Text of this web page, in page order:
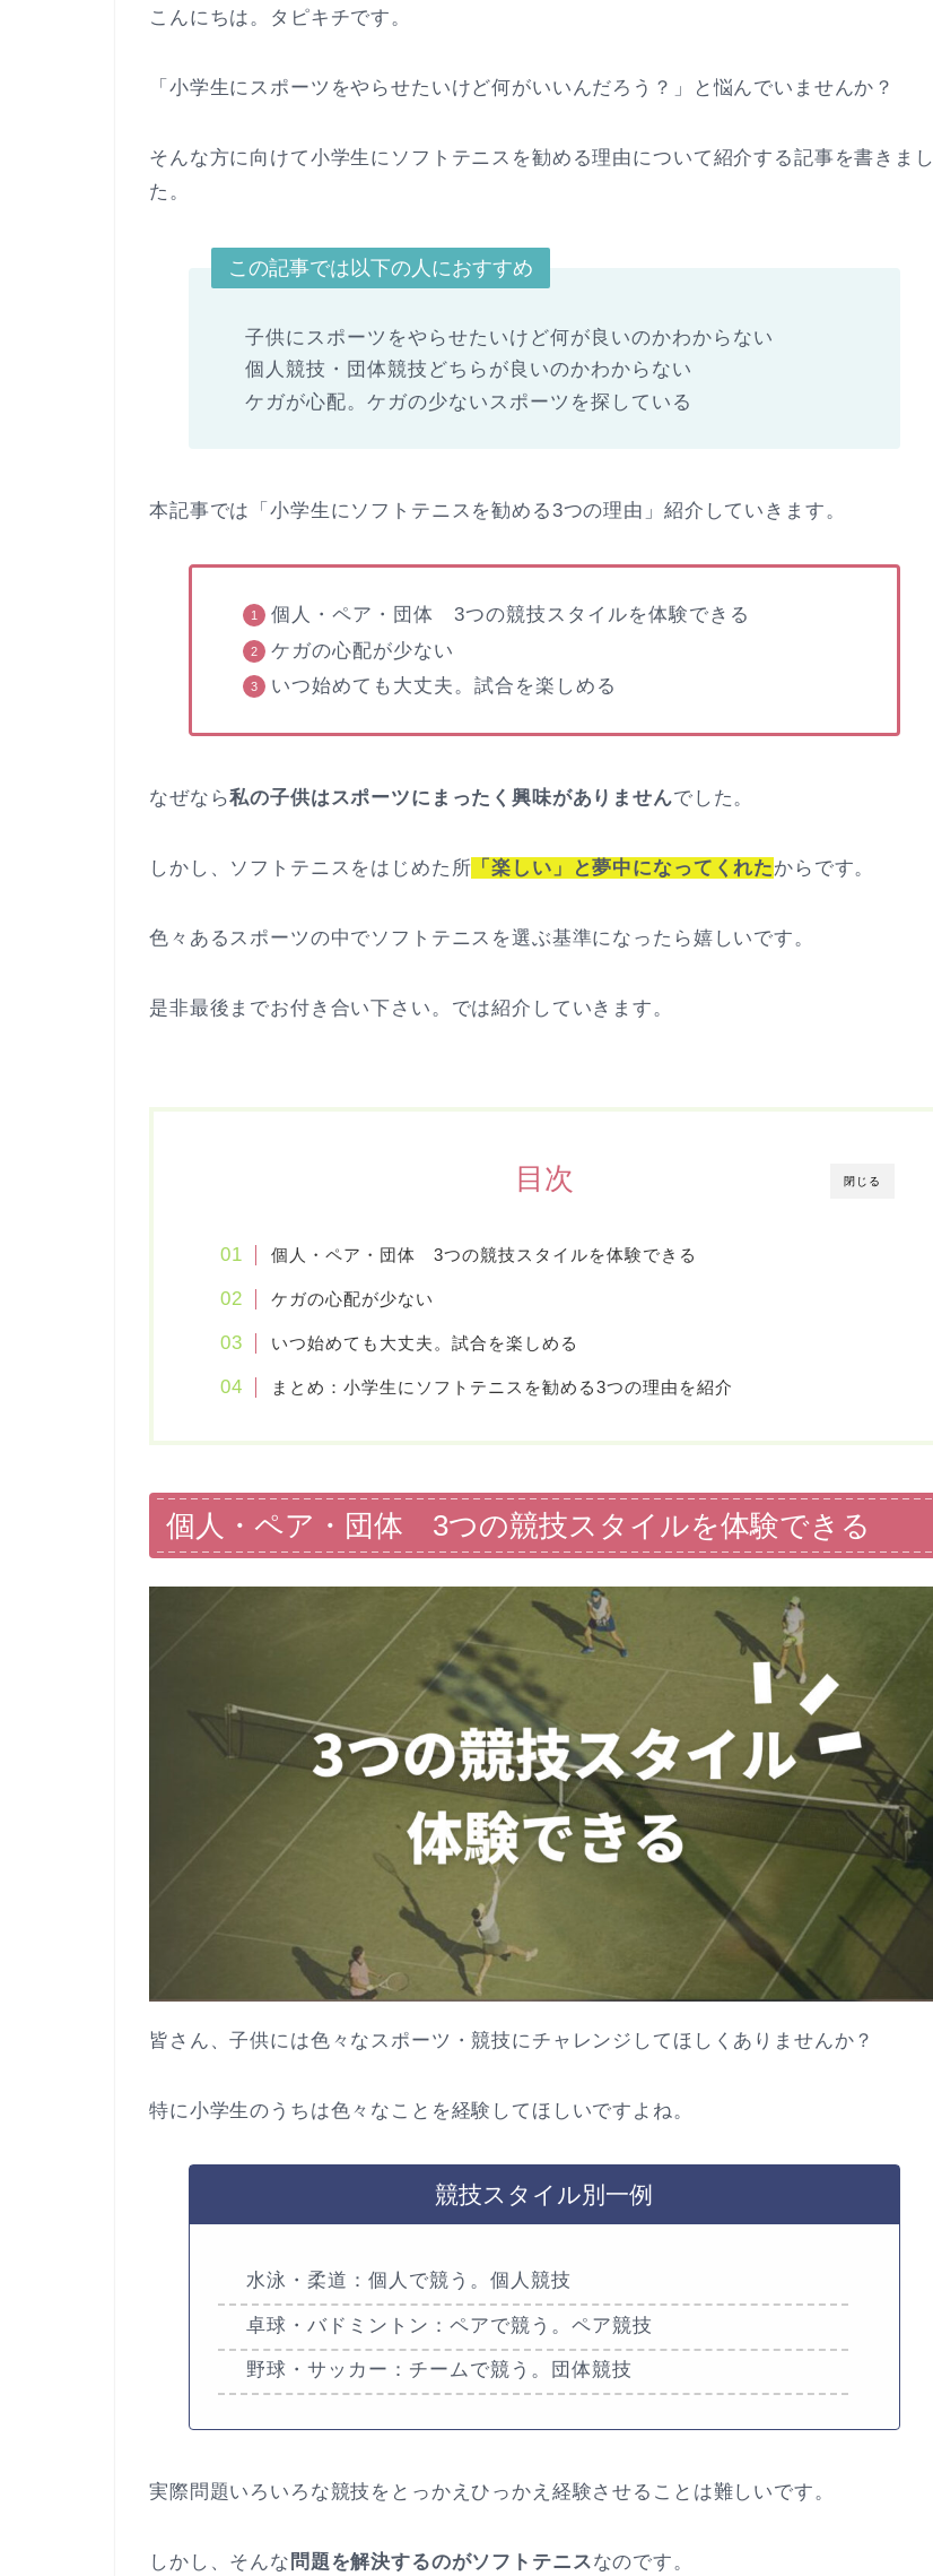
こんにちは。タピキチです。
「小学生にスポーツをやらせたいけど何がいいんだろう？」と悩んでいませんか？
そんな方に向けて小学生にソフトテニスを勧める理由について紹介する記事を書きまし
た。
この記事では以下の人におすすめ
子供にスポーツをやらせたいけど何が良いのかわからない
個人競技・団体競技どちらが良いのかわからない
ケガが心配。ケガの少ないスポーツを探している
本記事では「小学生にソフトテニスを勧める3つの理由」紹介していきます。
個人・ペア・団体 3つの競技スタイルを体験できる
ケガの心配が少ない
いつ始めても大丈夫。試合を楽しめる
なぜなら私の子供はスポーツにまったく興味がありませんでした。
しかし、ソフトテニスをはじめた所 「楽しい」と夢中になってくれたからです。
色々あるスポーツの中でソフトテニスを選ぶ基準になったら嬉しいです。
是非最後までお付き合い下さい。では紹介していきます。
閉じる
目次
個人・ペア・団体 3つの競技スタイルを体験できる
ケガの心配が少ない
いつ始めても大丈夫。試合を楽しめる
まとめ：小学生にソフトテニスを勧める3つの理由を紹介
個人・ペア・団体 3つの競技スタイルを体験できる
皆さん、子供には色々なスポーツ・競技にチャレンジしてほしくありませんか？
特に小学生のうちは色々なことを経験してほしいですよね。
競技スタイル別一例
水泳・柔道：個人で競う。個人競技
卓球・バドミントン：ペアで競う。ペア競技
野球・サッカー：チームで競う。団体競技
実際問題いろいろな競技をとっかえひっかえ経験させることは難しいです。
しかし、そんな 問題を解決するのがソフトテニスなのです。